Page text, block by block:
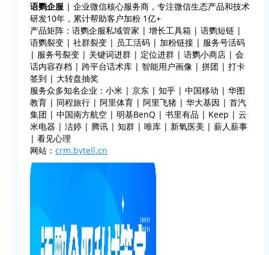
语鹦企服 | 企业微信核心服务商，专注微信生态产品和技术
研发10年，累计帮助客户加粉 1亿+
产品矩阵：语鹦企服私域管家 | 增长工具箱 | 语鹦短链 |
语鹦裂变 | 社群裂变 | 员工活码 | 加粉链接 | 服务号活码
| 服务号裂变 | 关键词进群 | 定位进群 | 语鹦小商店 | 会
话内容存档 | 跨平台话术库 | 智能用户画像 | 拼团 | 打卡
签到 | 大转盘抽奖
服务众多知名企业：小米 | 京东 | 知乎 | 中国移动 | 华图
教育 | 同程旅行 | 阿里体育 | 阿里飞猪 | 华大基因 | 首汽
集团 | 中国南方航空 | 明基BenQ | 书里有品 | Keep | 云
米电器 | 洁婷 | 腾讯 | 知群 | 唯库 | 新氧医美 | 薪人薪事
| 看见心理
网站： crm.bytell.cn